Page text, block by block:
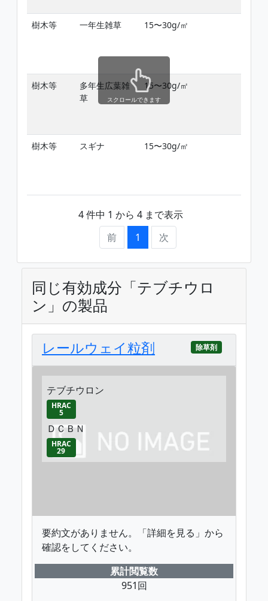
樹木等 一年生雑草 15〜30g/㎡
樹木等
多年生広葉雑
草
15〜30g/㎡
樹木等 スギナ 15〜30g/㎡
4 件中 1 から 4 まで表示
前
1 次
スクロールできます
同じ有効成分「テブチウロ
ン」の製品
レールウェイ粒剤 除草剤
テブチウロン
HRAC
5
ＤＣＢＮ
HRAC
29
要約文がありません。「詳細を見る」から
確認をしてください。
累計閲覧数
951回